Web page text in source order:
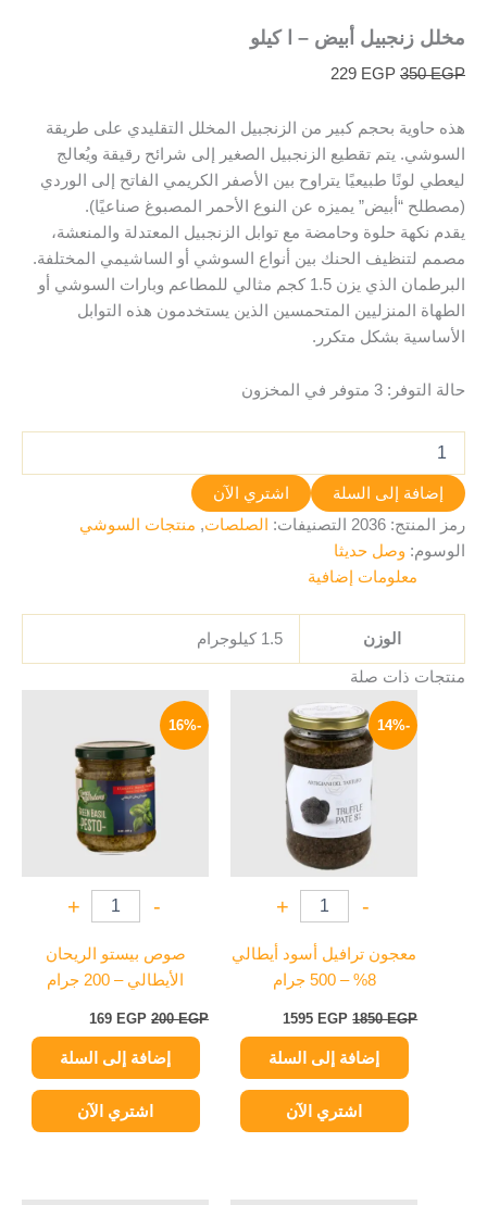
مخلل زنجبيل أبيض – ا كيلو
350EGP
229 EGP
هذه حاوية بحجم كبير من الزنجبيل المخلل التقليدي على طريقة
السوشي. يتم تقطيع الزنجبيل الصغير إلى شرائح رقيقة ويُعالج
ليعطي لونًا طبيعيًا يتراوح بين الأصفر الكريمي الفاتح إلى الوردي
(مصطلح “أبيض” يميزه عن النوع الأحمر المصبوغ صناعيًا).
يقدم نكهة حلوة وحامضة مع توابل الزنجبيل المعتدلة والمنعشة،
مصمم لتنظيف الحنك بين أنواع السوشي أو الساشيمي المختلفة.
البرطمان الذي يزن 1.5 كجم مثالي للمطاعم وبارات السوشي أو
الطهاة المنزليين المتحمسين الذين يستخدمون هذه التوابل
الأساسية بشكل متكرر.
حالة التوفر: 3 متوفر في المخزون
إضافة إلى السلة
اشتري الآن
رمز المنتج: 2036 التصنيفات: الصلصات, منتجات السوشي
الوسوم: وصل حديثا
معلومات إضافية
الوزن 1.5 كيلوجرام
منتجات ذات صلة
-14%
-
+
معجون ترافيل أسود أيطالي
8% – 500 جرام
1850EGP
الأصلي
هو:
1850 EGP.
1595 EGP
هو:
1595 EGP.
إضافة إلى السلة
اشتري الآن
-16%
-
+
صوص بيستو الريحان
الأيطالي – 200 جرام
200EGP
200 EGP.
169 EGP
169 EGP.
إضافة إلى السلة
اشتري الآن